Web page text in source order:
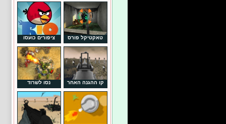
טאקטיקל פורס ציפורים כועסו
קו ההגנה האחר נסו לשרוד